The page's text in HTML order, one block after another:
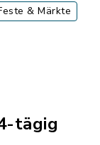
& Märkte
tägig